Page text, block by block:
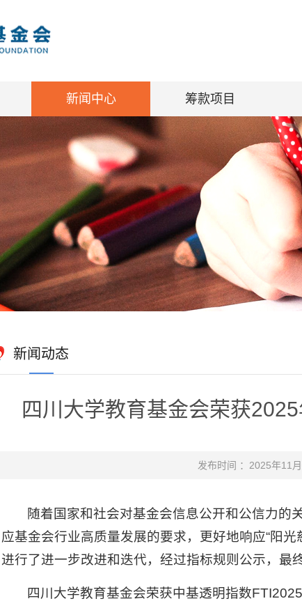
新闻中心 筹款项目
新闻动态
四川大学教育基金会荣获
发布时间 ：2025年11
随着国家和社会对基金会信息公开和公信力的
应基金会行业高质量发展的要求，更好地响应“阳
进行了进一步改进和迭代，经过指标规则公示，最
四川大学教育基金会荣获中基透明指数